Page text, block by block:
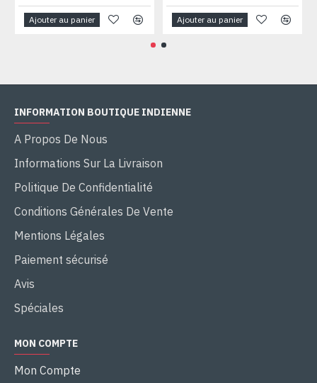
Ajouter au panier Ajouter au panier
INFORMATION BOUTIQUE INDIENNE
A Propos De Nous
Informations Sur La Livraison
Politique De Confidentialité
Conditions Générales De Vente
Mentions Légales
Paiement sécurisé
Avis
Spéciales
MON COMPTE
Mon Compte